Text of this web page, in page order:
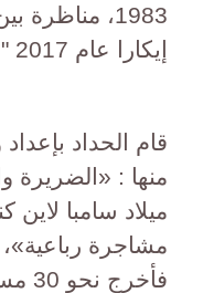
إيكارا عام 2017 ".
منها : «الضريرة
ميلاد سامبا لاين
مشاجرة